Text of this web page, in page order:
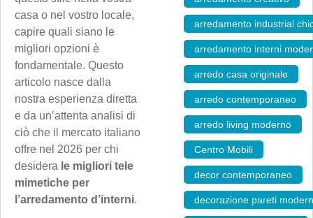
casa o nel vostro locale,
capire quali siano le
migliori opzioni è
fondamentale. Questo
articolo nasce dalla
nostra esperienza diretta
e da un’attenta analisi di
ciò che il mercato italiano
offre nel 2026 per chi
desidera le migliori tele
mimetiche per
l’arredamento d’interni.
arredamento industrial
arredamento interni
arredo casa originale
arredo contemporaneo
arredo living moderno
Centro Mobili
decor contemporaneo
decorazione pareti